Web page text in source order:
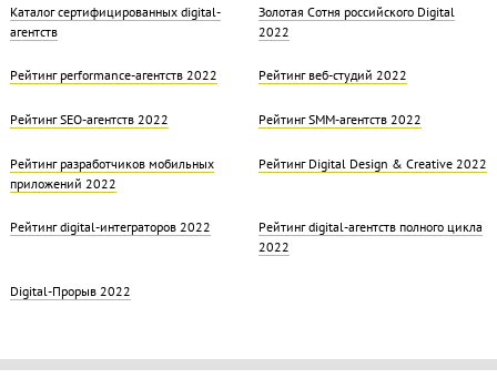
Каталог сертифицированных digital-
агентств
Золотая Cотня российского Digital
2022
Рейтинг performance-агентств 2022 Рейтинг веб-студий 2022
Рейтинг SEO-агентств 2022 Рейтинг SMM-агентств 2022
Рейтинг разработчиков мобильных
приложений 2022
Рейтинг Digital Design & Creative 2022
Рейтинг digital-интеграторов 2022
Рейтинг digital-агентств полного цикла
2022
Digital-Прорыв 2022